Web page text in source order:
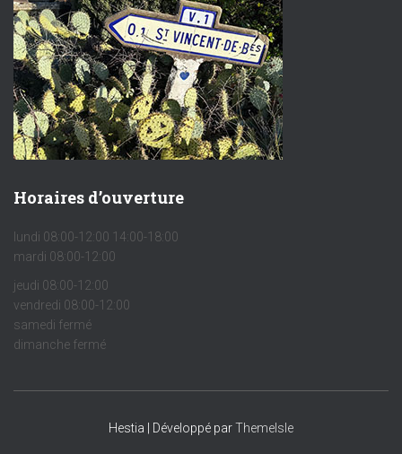
Horaires d’ouverture
lundi 08:00-12:00 14:00-18:00
mardi 08:00-12:00
jeudi 08:00-12:00
vendredi 08:00-12:00
samedi fermé
dimanche fermé
Hestia | Développé parThemeIsle